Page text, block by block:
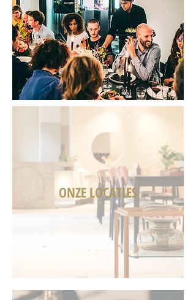
ONZE LOCATIES